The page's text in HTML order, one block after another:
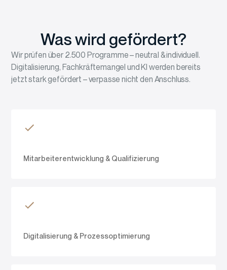
Was wird gefördert?
Wir prüfen über 2.500 Programme – neutral & individuell.
Digitalisierung, Fachkräftemangel und KI werden bereits
jetzt stark gefördert – verpasse nicht den Anschluss.
Mitarbeiterentwicklung & Qualifizierung
Digitalisierung & Prozessoptimierung